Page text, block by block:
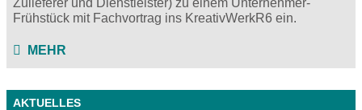
Frühstück mit Fachvortrag ins KreativWerkR6 ein.
MEHR
AKTUELLES